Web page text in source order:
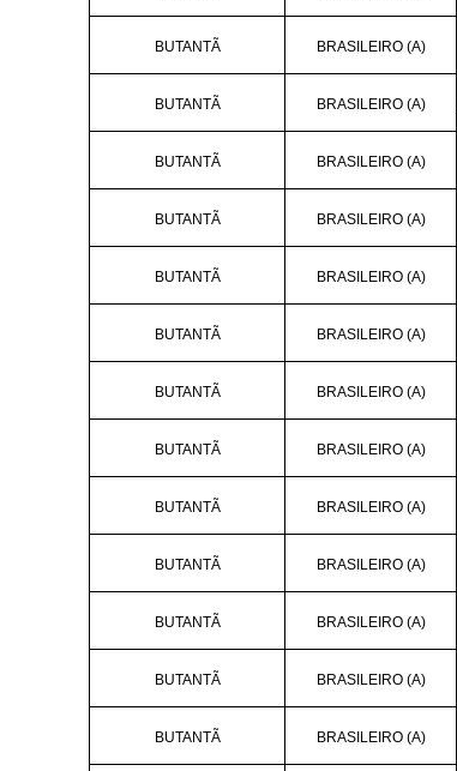
BUTANTÃ BRASILEIRO (A)
BUTANTÃ BRASILEIRO (A)
BUTANTÃ BRASILEIRO (A)
BUTANTÃ BRASILEIRO (A)
BUTANTÃ BRASILEIRO (A)
BUTANTÃ BRASILEIRO (A)
BUTANTÃ BRASILEIRO (A)
BUTANTÃ BRASILEIRO (A)
BUTANTÃ BRASILEIRO (A)
BUTANTÃ BRASILEIRO (A)
BUTANTÃ BRASILEIRO (A)
BUTANTÃ BRASILEIRO (A)
BUTANTÃ BRASILEIRO (A)